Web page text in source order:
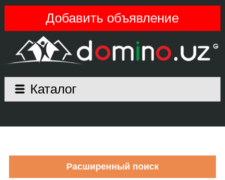
Добавить объявление
Каталог